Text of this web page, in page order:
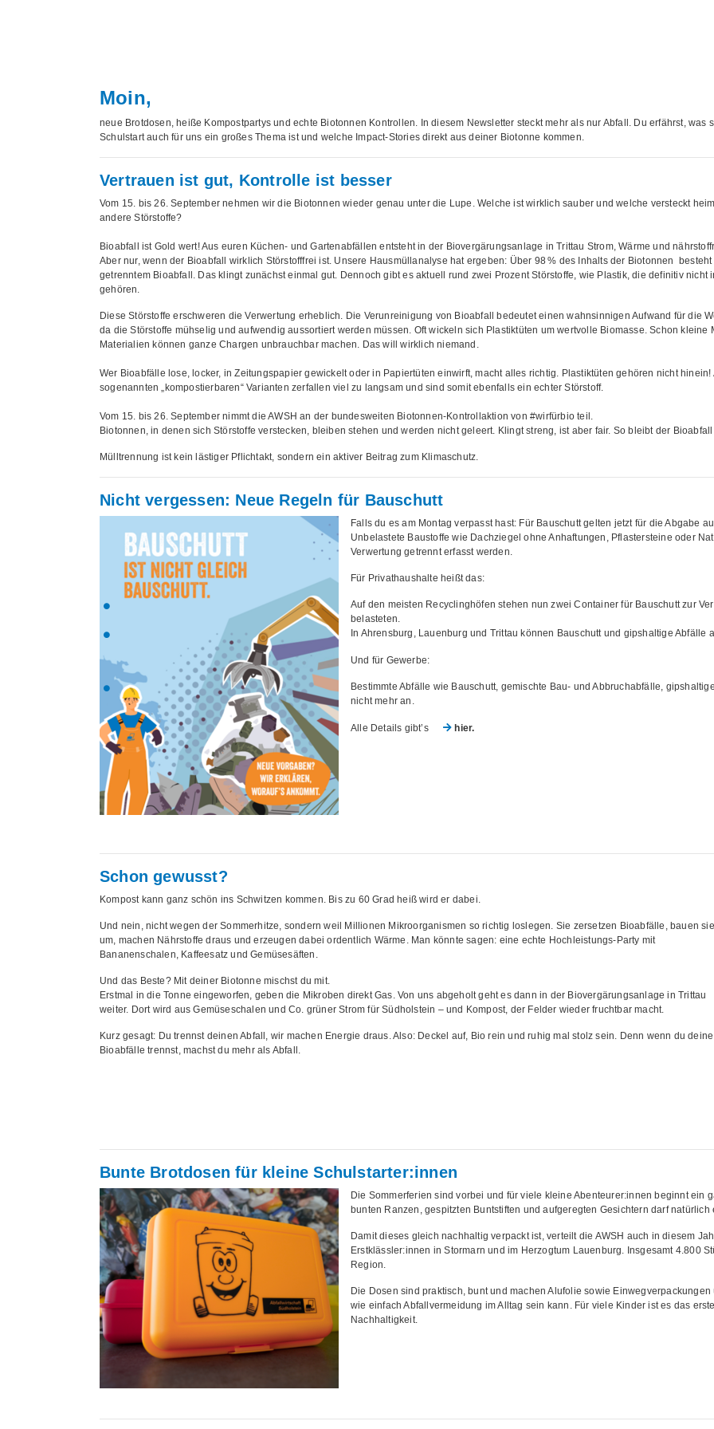
Moin,
neue Brotdosen, heiße Kompostpartys und echte Biotonnen Kontrollen. In diesem Newsletter steckt mehr als nur Abfall. Du erfährst,
Schulstart auch für uns ein großes Thema ist und welche Impact-Stories direkt aus deiner Biotonne kommen.
Vertrauen ist gut, Kontrolle ist besser
Vom 15. bis 26. September nehmen wir die Biotonnen wieder genau unter die Lupe. Welche ist wirklich sauber und welche versteckt
andere Störstoffe?
Bioabfall ist Gold wert! Aus euren Küchen- und Gartenabfällen entsteht in der Biovergärungsanlage in Trittau Strom, Wärme und
Aber nur, wenn der Bioabfall wirklich Störstofffrei ist. Unsere Hausmüllanalyse hat ergeben: Über 98 % des Inhalts der Biotonnen
getrenntem Bioabfall. Das klingt zunächst einmal gut. Dennoch gibt es aktuell rund zwei Prozent Störstoffe, wie Plastik, die definitiv nicht
gehören.
Diese Störstoffe erschweren die Verwertung erheblich. Die Verunreinigung von Bioabfall bedeutet einen wahnsinnigen Aufwand für die
da die Störstoffe mühselig und aufwendig aussortiert werden müssen. Oft wickeln sich Plastiktüten um wertvolle Biomasse. Schon kleine
Materialien können ganze Chargen unbrauchbar machen. Das will wirklich niemand.
Wer Bioabfälle lose, locker, in Zeitungspapier gewickelt oder in Papiertüten einwirft, macht alles richtig. Plastiktüten gehören nicht hinein!
sogenannten „kompostierbaren“ Varianten zerfallen viel zu langsam und sind somit ebenfalls ein echter Störstoff.
Vom 15. bis 26. September nimmt die AWSH an der bundesweiten Biotonnen-Kontrollaktion von #wirfürbio teil.
Biotonnen, in denen sich Störstoffe verstecken, bleiben stehen und werden nicht geleert. Klingt streng, ist aber fair. So bleibt der
Mülltrennung ist kein lästiger Pflichtakt, sondern ein aktiver Beitrag zum Klimaschutz.
Nicht vergessen: Neue Regeln für Bauschutt
Falls du es am Montag verpasst hast: Für Bauschutt gelten jetzt für die Abgabe
Unbelastete Baustoffe wie Dachziegel ohne Anhaftungen, Pflastersteine oder
Verwertung getrennt erfasst werden.
Für Privathaushalte heißt das:
Auf den meisten Recyclinghöfen stehen nun zwei Container für Bauschutt zur
belasteten.
In Ahrensburg, Lauenburg und Trittau können Bauschutt und gipshaltige
Und für Gewerbe:
Bestimmte Abfälle wie Bauschutt, gemischte Bau- und Abbruchabfälle,
nicht mehr an.
Alle Details gibt’s hier.
Schon gewusst?
Kompost kann ganz schön ins Schwitzen kommen. Bis zu 60 Grad heiß wird er dabei.
Und nein, nicht wegen der Sommerhitze, sondern weil Millionen Mikroorganismen so richtig loslegen. Sie zersetzen Bioabfälle, bauen sie
um, machen Nährstoffe draus und erzeugen dabei ordentlich Wärme. Man könnte sagen: eine echte Hochleistungs-Party mit
Bananenschalen, Kaffeesatz und Gemüsesäften.
Und das Beste? Mit deiner Biotonne mischst du mit.
Erstmal in die Tonne eingeworfen, geben die Mikroben direkt Gas. Von uns abgeholt geht es dann in der Biovergärungsanlage in Trittau
weiter. Dort wird aus Gemüseschalen und Co. grüner Strom für Südholstein – und Kompost, der Felder wieder fruchtbar macht.
Kurz gesagt: Du trennst deinen Abfall, wir machen Energie draus. Also: Deckel auf, Bio rein und ruhig mal stolz sein. Denn wenn du deine
Bioabfälle trennst, machst du mehr als Abfall.
Bunte Brotdosen für kleine Schulstarter:innen
Die Sommerferien sind vorbei und für viele kleine Abenteurer:innen beginnt ein
bunten Ranzen, gespitzten Buntstiften und aufgeregten Gesichtern darf
Damit dieses gleich nachhaltig verpackt ist, verteilt die AWSH auch in diesem
Erstklässler:innen in Stormarn und im Herzogtum Lauenburg. Insgesamt 4.800
Region.
Die Dosen sind praktisch, bunt und machen Alufolie sowie
wie einfach Abfallvermeidung im Alltag sein kann. Für viele Kinder ist es das
Nachhaltigkeit.